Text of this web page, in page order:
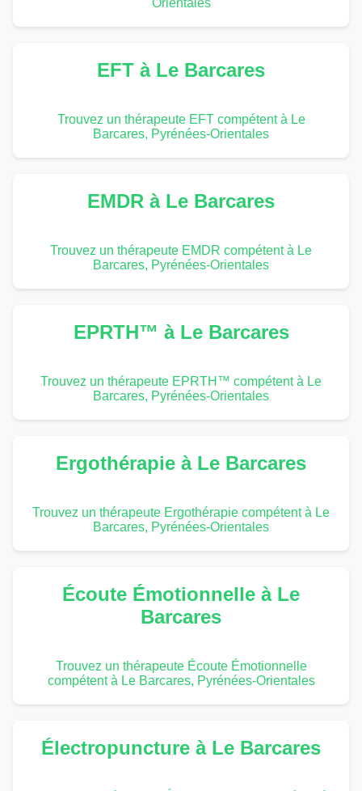
Orientales
EFT à Le Barcares
Trouvez un thérapeute EFT compétent à Le
Barcares, Pyrénées-Orientales
EMDR à Le Barcares
Trouvez un thérapeute EMDR compétent à Le
Barcares, Pyrénées-Orientales
EPRTH™ à Le Barcares
Trouvez un thérapeute EPRTH™ compétent à Le
Barcares, Pyrénées-Orientales
Ergothérapie à Le Barcares
Trouvez un thérapeute Ergothérapie compétent à Le
Barcares, Pyrénées-Orientales
Écoute Émotionnelle à Le
Barcares
Trouvez un thérapeute Écoute Émotionnelle
compétent à Le Barcares, Pyrénées-Orientales
Électropuncture à Le Barcares